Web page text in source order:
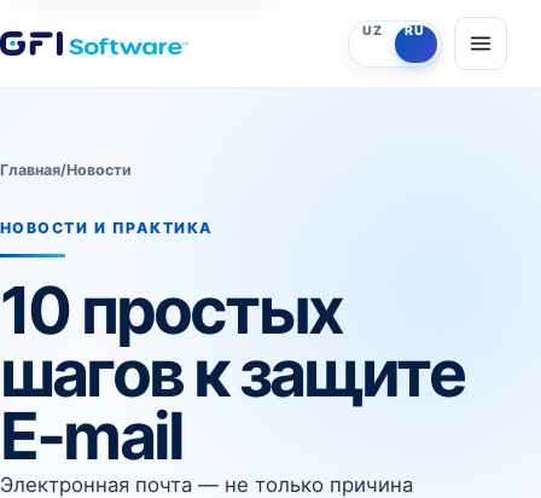
UZO‘zbekcha
RUРусский
Главная/Новости
НОВОСТИ И ПРАКТИКА
10 простых
шагов к защите
E-mail
Электронная почта — не только причина